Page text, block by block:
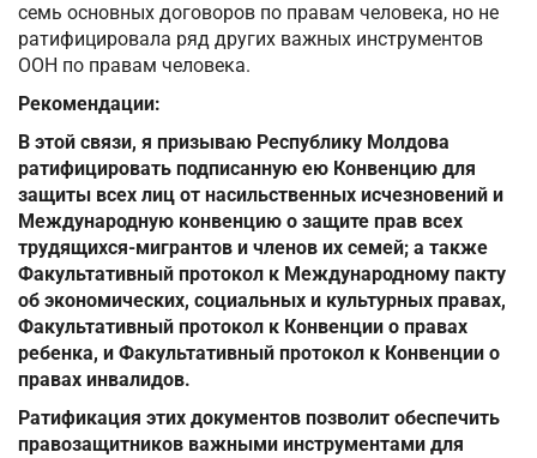
семь основных договоров по правам человека, но не
ратифицировала ряд других важных инструментов
ООН по правам человека.
Рекомендации:
В этой связи, я призываю Республику Молдова
ратифицировать подписанную ею Конвенцию для
защиты всех лиц от насильственных исчезновений и
Международную конвенцию о защите прав всех
трудящихся-мигрантов и членов их семей; а также
Факультативный протокол к Международному пакту
об экономических, социальных и культурных правах,
Факультативный протокол к Конвенции о правах
ребенка, и Факультативный протокол к Конвенции о
правах инвалидов.
Ратификация этих документов позволит обеспечить
правозащитников важными инструментами для